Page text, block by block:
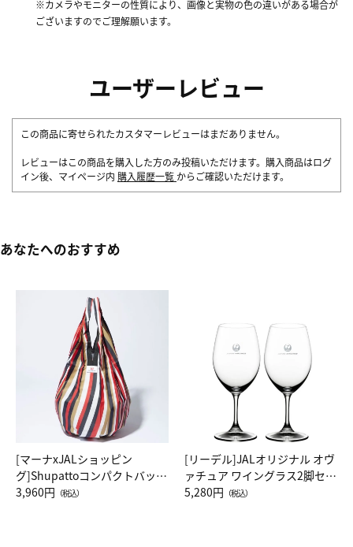
※カメラやモニターの性質により、画像と実物の色の違いがある場合が
ございますのでご理解願います。
ユーザーレビュー
この商品に寄せられたカスタマーレビューはまだありません。
レビューはこの商品を購入した方のみ投稿いただけます。購入商品はログ
イン後、マイページ内 購入履歴一覧 からご確認いただけます。
あなたへのおすすめ
[マーナxJALショッピン
グ]Shupattoコンパクトバッグ
Drop JAL客室乗務員（LC）ス
3,960円 （税込）
[リーデル]JALオリジナル オヴ
ァチュア ワイングラス2脚セッ
ト（レッドワイン）
5,280円 （税込）